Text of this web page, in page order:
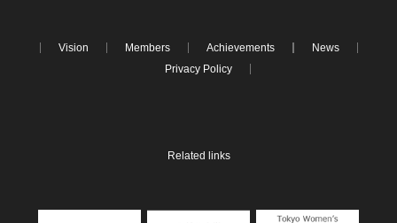
Vision Members Achievements
News
Privacy Policy
Related links